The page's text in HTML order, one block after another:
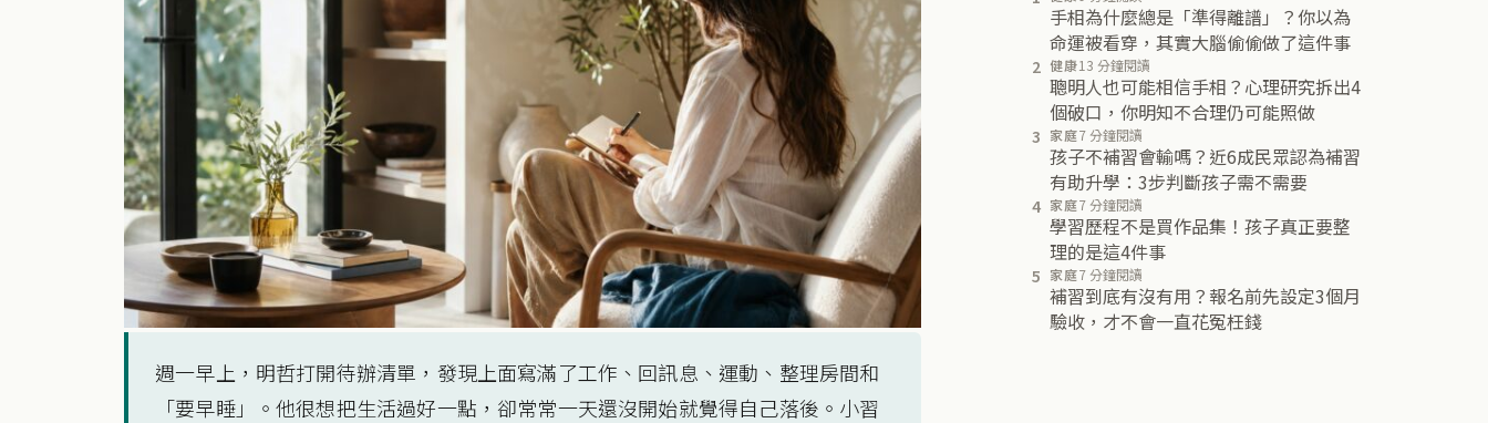
週一早上，明哲打開待辦清單，發現上面寫滿了工作、回訊息、運動、整理房間和
「要早睡」。他很想把生活過好一點，卻常常一天還沒開始就覺得自己落後。小習
手相為什麼總是「準得離譜」？你以為
命運被看穿，其實大腦偷偷做了這件事
2 健康13 分鐘閱讀
聰明人也可能相信手相？心理研究拆出4
個破口，你明知不合理仍可能照做
3 家庭7 分鐘閱讀
孩子不補習會輸嗎？近6成民眾認為補習
有助升學：3步判斷孩子需不需要
4 家庭7 分鐘閱讀
學習歷程不是買作品集！孩子真正要整
理的是這4件事
5 家庭7 分鐘閱讀
補習到底有沒有用？報名前先設定3個月
驗收，才不會一直花冤枉錢